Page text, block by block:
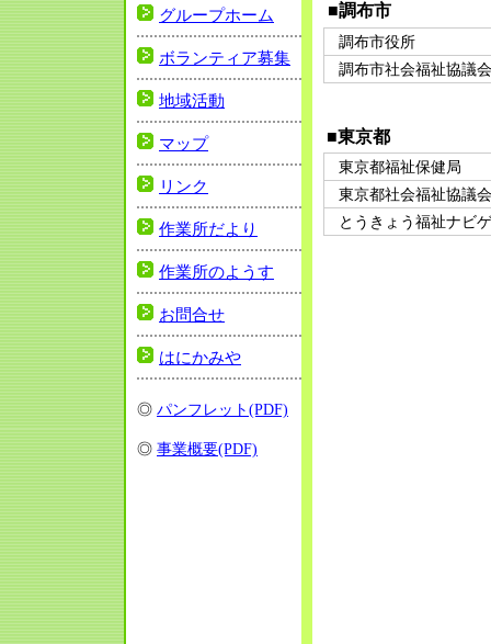
グループホーム
ボランティア募集
地域活動
マップ
リンク
作業所だより
作業所のようす
お問合せ
はにかみや
◎ パンフレット(PDF)
◎ 事業概要(PDF)
■調布市
調布市役所
調布市社会福祉協議会
■東京都
東京都福祉保健局
東京都社会福祉協議会
とうきょう福祉ナビ